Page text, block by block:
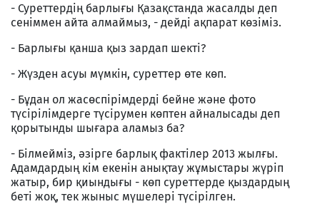
- Суреттердің барлығы Қазақстанда жасалды деп
сеніммен айта алмаймыз, - дейді ақпарат көзіміз.
- Барлығы қанша қыз зардап шекті?
- Жүзден асуы мүмкін, суреттер өте көп.
- Бұдан ол жасөспірімдерді бейне және фото
түсірілімдерге түсірумен көптен айналысады деп
қорытынды шығара аламыз ба?
- Білмейміз, әзірге барлық фактілер 2013 жылғы.
Адамдардың кім екенін анықтау жұмыстары жүріп
жатыр, бир қиындығы - көп суреттерде қыздардың
беті жоқ, тек жыныс мүшелері түсірілген.